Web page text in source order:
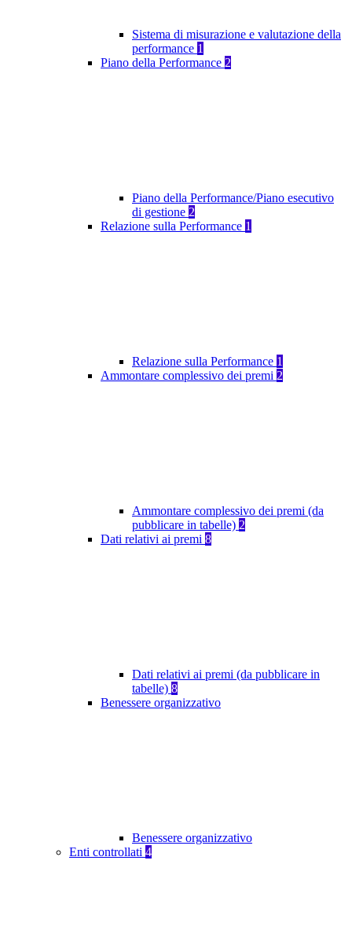
Sistema di misurazione e valutazione della
performance 1
Piano della Performance 2
Piano della Performance/Piano esecutivo
di gestione 2
Relazione sulla Performance 1
Relazione sulla Performance 1
Ammontare complessivo dei premi 2
Ammontare complessivo dei premi (da
pubblicare in tabelle) 2
Dati relativi ai premi 8
Dati relativi ai premi (da pubblicare in
tabelle) 8
Benessere organizzativo
Benessere organizzativo
Enti controllati 4